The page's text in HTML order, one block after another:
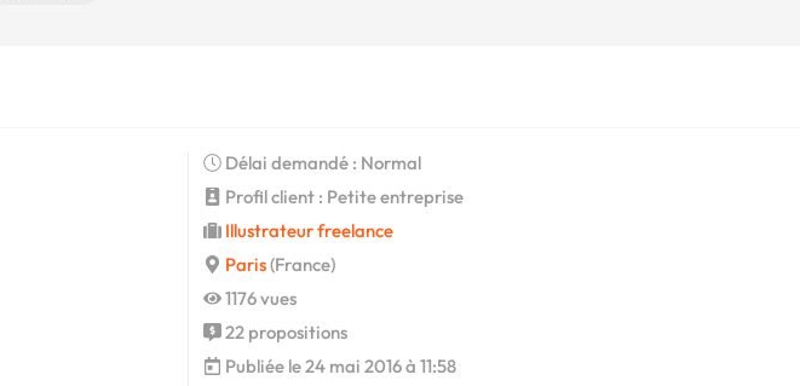
Délai demandé : Normal
Profil client : Petite entreprise
Illustrateur freelance
Paris(France)
1176 vues
22 propositions
Publiée le 24 mai 2016 à 11:58